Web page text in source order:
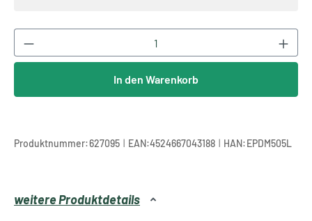
Produkt Anzahl: Gib den gewünschten
In den Warenkorb
Produktnummer:627095 | EAN:4524667043188 | HAN:EPDM505L
weitere Produktdetails